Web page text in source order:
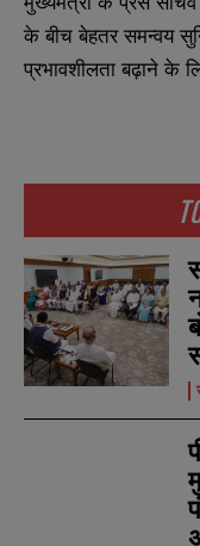
a
*
E
m
a
i
l
*
N
u
m
b
r
a
*
E
m
a
i
l
*
N
u
m
b
r
के बीच बेहतर समन्वय
प्रभावशीलता बढ़ाने के